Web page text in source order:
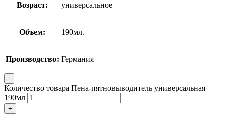
Возраст: универсальное
Объем: 190мл.
Производство: Германия
-
Количество товара Пена-пятновыводитель универсальная
190мл
+